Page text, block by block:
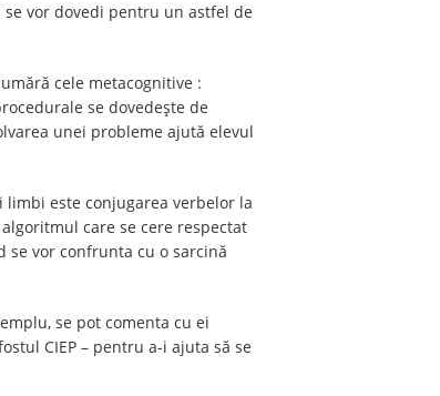
vor dovedi pentru un astfel de
cele metacognitive :
se dovedește de
unei probleme ajută elevul
este conjugarea verbelor la
care se cere respectat
se vor confrunta cu o sarcină
se pot comenta cu ei
CIEP – pentru a-i ajuta să se